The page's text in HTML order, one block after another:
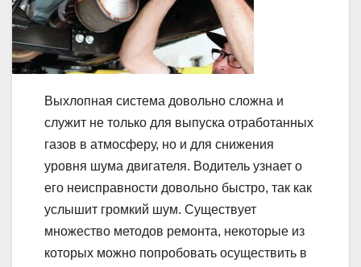
Выхлопная система довольно сложна и
служит не только для выпуска отработанных
газов в атмосферу, но и для снижения
уровня шума двигателя. Водитель узнает о
его неисправности довольно быстро, так как
услышит громкий шум. Существует
множество методов ремонта, некоторые из
которых можно попробовать осуществить в